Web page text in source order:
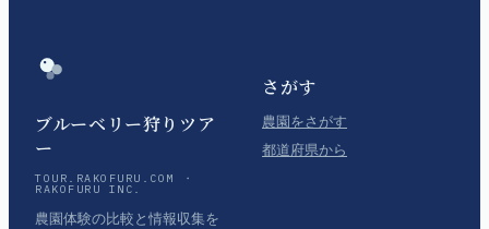
ブルーベリー狩りツア
ー
TOUR.RAKOFURU.COM ・
RAKOFURU INC.
農園体験の比較と情報収集を
さがす
農園をさがす
都道府県から